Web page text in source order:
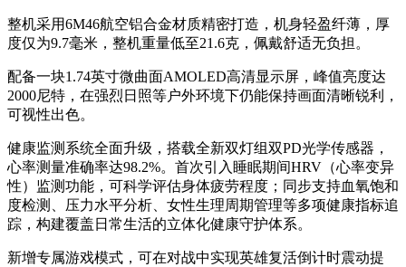
整机采用6M46航空铝合金材质精密打造，机身轻盈纤薄，厚
度仅为9.7毫米，整机重量低至21.6克，佩戴舒适无负担。
配备一块1.74英寸微曲面AMOLED高清显示屏，峰值亮度达
2000尼特，在强烈日照等户外环境下仍能保持画面清晰锐利，
可视性出色。
健康监测系统全面升级，搭载全新双灯组双PD光学传感器，
心率测量准确率达98.2%。首次引入睡眠期间HRV（心率变异
性）监测功能，可科学评估身体疲劳程度；同步支持血氧饱和
度检测、压力水平分析、女性生理周期管理等多项健康指标追
踪，构建覆盖日常生活的立体化健康守护体系。
新增专属游戏模式，可在对战中实现英雄复活倒计时震动提